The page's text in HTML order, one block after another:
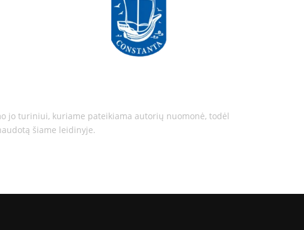
jo turiniui, kuriame pateikiama autorių nuomonė, todėl
šiame leidinyje.